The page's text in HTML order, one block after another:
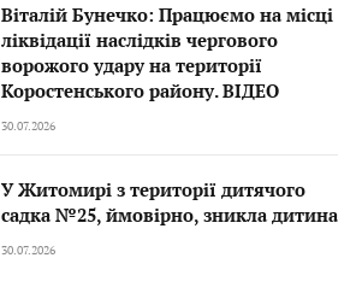
Віталій Бунечко: Працюємо на місці
ліквідації наслідків чергового
ворожого удару на території
Коростенського району. ВІДЕО
30.07.2026
У Житомирі з території дитячого
садка №25, ймовірно, зникла дитина
30.07.2026